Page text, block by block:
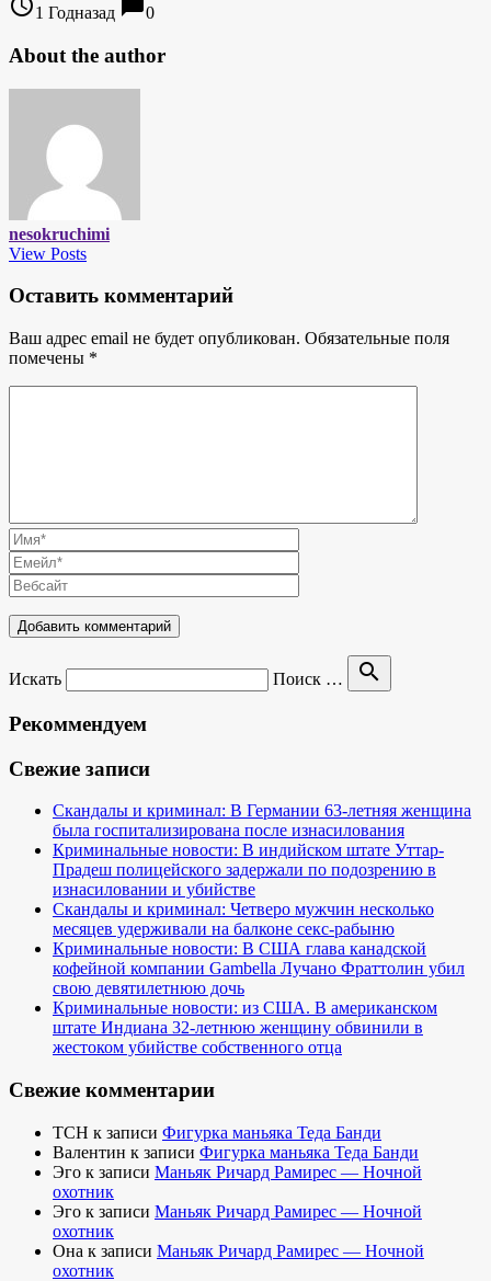
access_time1 Годназад chat_bubble0
About the author
nesokruchimi
View Posts
Оставить комментарий
Ваш адрес email не будет опубликован. Обязательные поля
помечены *
Искать Поиск … search
Рекоммендуем
Свежие записи
Скандалы и криминал: В Германии 63-летняя женщина
была госпитализирована после изнасилования
Криминальные новости: В индийском штате Уттар-
Прадеш полицейского задержали по подозрению в
изнасиловании и убийстве
Скандалы и криминал: Четверо мужчин несколько
месяцев удерживали на балконе секс-рабыню
Криминальные новости: В США глава канадской
кофейной компании Gambella Лучано Фраттолин убил
свою девятилетнюю дочь
Криминальные новости: из США. В американском
штате Индиана 32-летнюю женщину обвинили в
жестоком убийстве собственного отца
Свежие комментарии
TCH к записи Фигурка маньяка Теда Банди
Валентин к записи Фигурка маньяка Теда Банди
Эго к записи Маньяк Ричард Рамирес — Ночной
охотник
Эго к записи Маньяк Ричард Рамирес — Ночной
охотник
Она к записи Маньяк Ричард Рамирес — Ночной
охотник